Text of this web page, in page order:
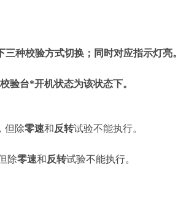
三种校验方式切换；同时对应指示灯亮。
校验台*开机状态为该状态下。
但除零速和反转试验不能执行。
除零速和反转试验不能执行。